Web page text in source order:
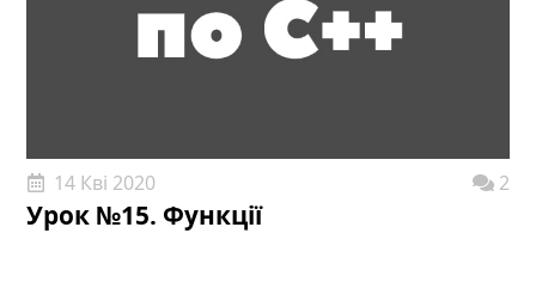
Урок №15. Функції
14 Кві 2020 2